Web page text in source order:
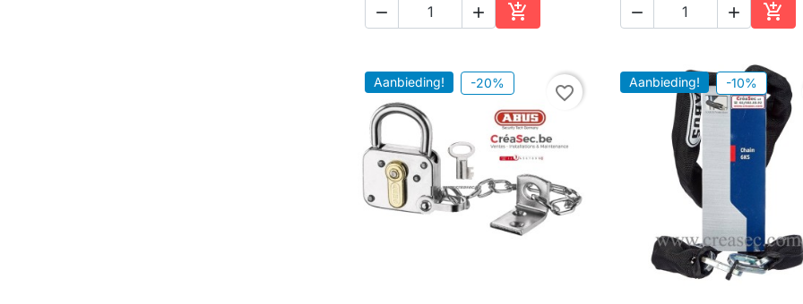
  
In winkelwagen
  
In
Aanbieding! -20% favorite_border Aanbieding! -10%